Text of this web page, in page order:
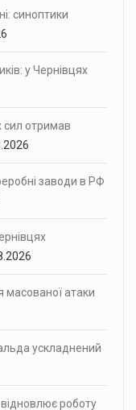
синоптики
у Чернівцях
сил отримав
заводи в РФ
масованої атаки
ускладнений
роботу